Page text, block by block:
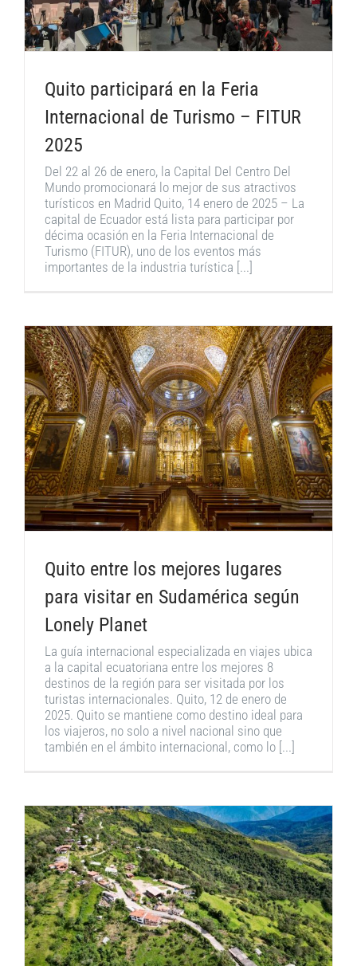
Quito participará en la Feria
Internacional de Turismo – FITUR
2025
Del 22 al 26 de enero, la Capital Del Centro Del
Mundo promocionará lo mejor de sus atractivos
turísticos en Madrid Quito, 14 enero de 2025 – La
capital de Ecuador está lista para participar por
décima ocasión en la Feria Internacional de
Turismo (FITUR), uno de los eventos más
importantes de la industria turística [...]
Quito entre los mejores lugares
para visitar en Sudamérica según
Lonely Planet
La guía internacional especializada en viajes ubica
a la capital ecuatoriana entre los mejores 8
destinos de la región para ser visitada por los
turistas internacionales. Quito, 12 de enero de
2025. Quito se mantiene como destino ideal para
los viajeros, no solo a nivel nacional sino que
también en el ámbito internacional, como lo [...]